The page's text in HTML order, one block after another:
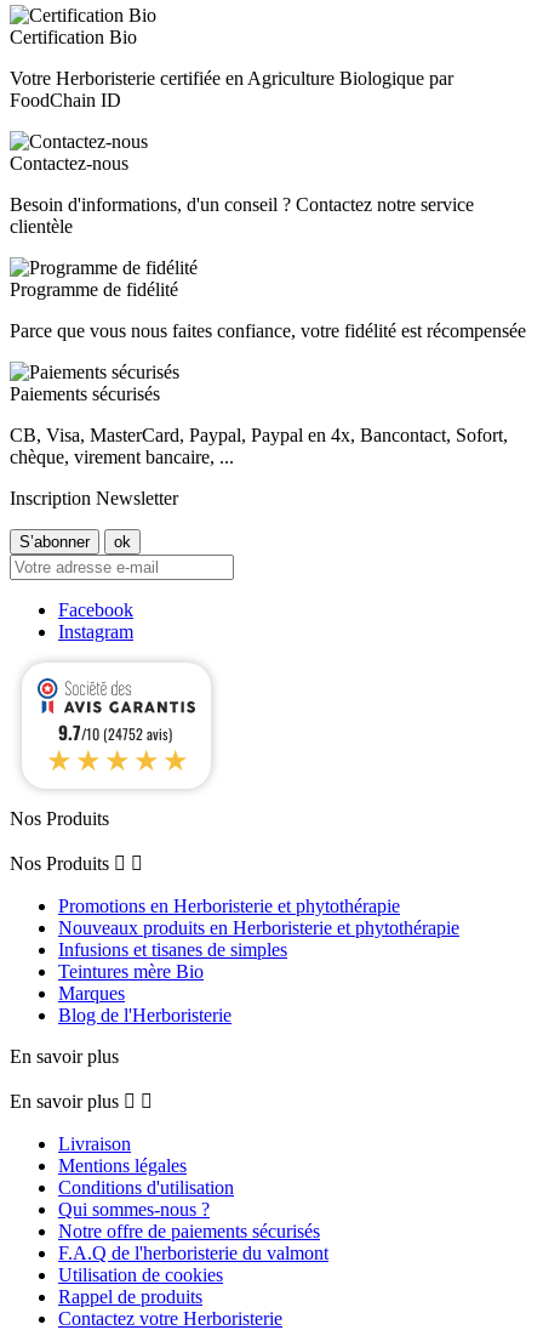
Certification Bio
Votre Herboristerie certifiée en Agriculture Biologique par
FoodChain ID
Contactez-nous
Besoin d'informations, d'un conseil ? Contactez notre service
clientèle
Programme de fidélité
Parce que vous nous faites confiance, votre fidélité est récompensée
Paiements sécurisés
CB, Visa, MasterCard, Paypal, Paypal en 4x, Bancontact, Sofort,
chèque, virement bancaire, ...
Inscription Newsletter
Facebook
Instagram
9.7/10 (24752 avis)
★★★★★
Nos Produits
Nos Produits  
Promotions en Herboristerie et phytothérapie
Nouveaux produits en Herboristerie et phytothérapie
Infusions et tisanes de simples
Teintures mère Bio
Marques
Blog de l'Herboristerie
En savoir plus
En savoir plus  
Livraison
Mentions légales
Conditions d'utilisation
Qui sommes-nous ?
Notre offre de paiements sécurisés
F.A.Q de l'herboristerie du valmont
Utilisation de cookies
Rappel de produits
Contactez votre Herboristerie